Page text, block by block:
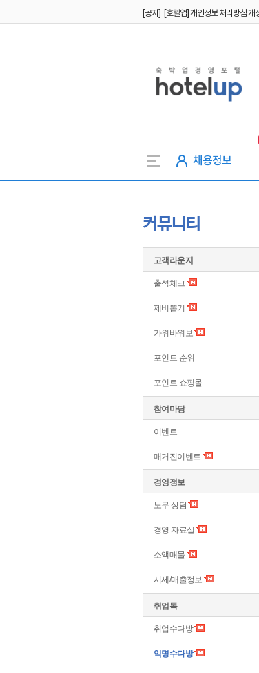
채용정보
커뮤니티
고객라운지
출석체크
제비뽑기
가위바위보
포인트 순위
포인트 쇼핑몰
참여마당
이벤트
매거진이벤트
경영정보
노무 상담
경영 자료실
소액매물
시세/매출정보
취업톡
취업수다방
익명수다방